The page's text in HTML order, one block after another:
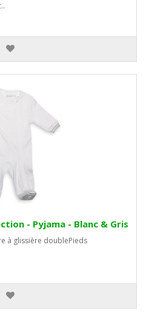
- Pyjama - Blanc & Gris
à glissière doublePieds